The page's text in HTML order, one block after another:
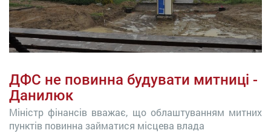
ДФС не повинна будувати митниці -
Данилюк
Міністр фінансів вважає, що облаштуванням митних
пунктів повинна займатися місцева влада